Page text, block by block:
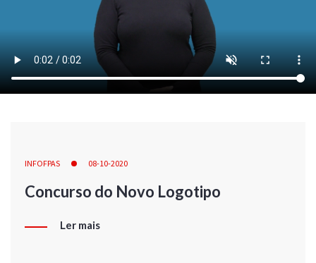
INFOFPAS 08-10-2020
Concurso do Novo Logotipo
Ler mais